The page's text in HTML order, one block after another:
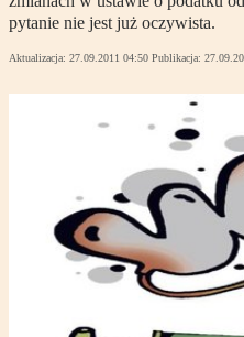
pytanie nie jest już oczywista.
Aktualizacja: 27.09.2011 04:50 Publikacja: